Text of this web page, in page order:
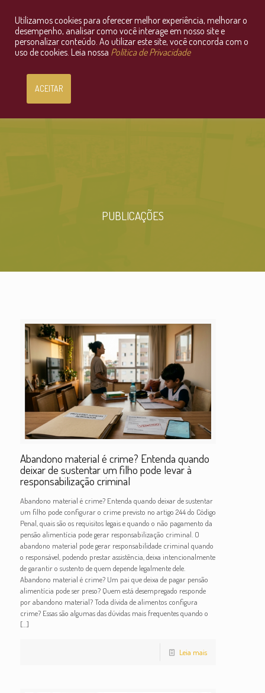
Consultoria Jurídica OnLine
PUBLICAÇÕES
Abandono material é crime? Entenda quando
deixar de sustentar um filho pode levar à
responsabilização criminal
Abandono material é crime? Entenda quando deixar de sustentar
um filho pode configurar o crime previsto no artigo 244 do Código
Penal, quais são os requisitos legais e quando o não pagamento da
pensão alimentícia pode gerar responsabilização criminal. O
abandono material pode gerar responsabilidade criminal quando
o responsável, podendo prestar assistência, deixa intencionalmente
de garantir o sustento de quem depende legalmente dele.
Abandono material é crime? Um pai que deixa de pagar pensão
alimentícia pode ser preso? Quem está desempregado responde
por abandono material? Toda dívida de alimentos configura
crime? Essas são algumas das dúvidas mais frequentes quando o
[…]
Leia mais
Utilizamos cookies para oferecer melhor experiência, melhorar o
desempenho, analisar como você interage em nosso site e
personalizar conteúdo. Ao utilizar este site, você concorda com o
uso de cookies. Leia nossa Política de Privacidade
ACEITAR